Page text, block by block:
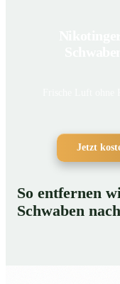
Jetzt
So entfernen
Schwaben